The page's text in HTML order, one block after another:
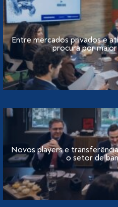
Entre mercados privados e
procura por
Novos players e
o setor de